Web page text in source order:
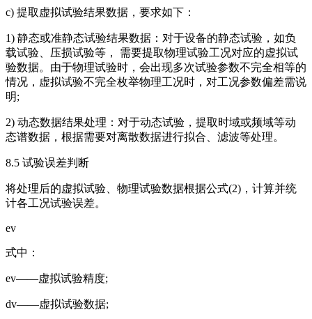
c) 提取虚拟试验结果数据，要求如下：
1) 静态或准静态试验结果数据：对于设备的静态试验，如负
载试验、压损试验等， 需要提取物理试验工况对应的虚拟试
验数据。由于物理试验时，会出现多次试验参数不完全相等的
情况，虚拟试验不完全枚举物理工况时，对工况参数偏差需说
明;
2) 动态数据结果处理：对于动态试验，提取时域或频域等动
态谱数据，根据需要对离散数据进行拟合、滤波等处理。
8.5 试验误差判断
将处理后的虚拟试验、物理试验数据根据公式(2)，计算并统
计各工况试验误差。
ev
式中：
ev——虚拟试验精度;
dv——虚拟试验数据;